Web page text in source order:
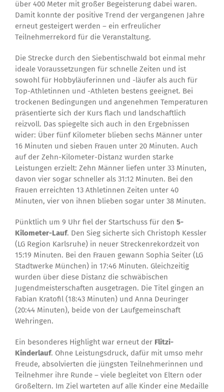
über 400 Meter mit großer Begeisterung dabei waren.
Damit konnte der positive Trend der vergangenen Jahre
erneut gesteigert werden – ein erfreulicher
Teilnehmerrekord für die Veranstaltung.
Die Strecke durch den Siebentischwald bot einmal mehr
ideale Voraussetzungen für schnelle Zeiten und ist
sowohl für Hobbyläuferinnen und -läufer als auch für
Top-Athletinnen und -Athleten bestens geeignet. Bei
trockenen Bedingungen und angenehmen Temperaturen
präsentierte sich der Kurs flach und landschaftlich
reizvoll. Das spiegelte sich auch in den Ergebnissen
wider: Über fünf Kilometer blieben sechs Männer unter
16 Minuten und sieben Frauen unter 20 Minuten. Auch
auf der Zehn-Kilometer-Distanz wurden starke
Leistungen erzielt: Zehn Männer liefen unter 33 Minuten,
davon vier sogar schneller als 31:12 Minuten. Bei den
Frauen erreichten 13 Athletinnen Zeiten unter 40
Minuten, vier von ihnen blieben sogar unter 38 Minuten.
Pünktlich um 9 Uhr fiel der Startschuss für den 5-
Kilometer-Lauf. Den Sieg sicherte sich Christoph Kessler
(LG Region Karlsruhe) in neuer Streckenrekordzeit von
15:19 Minuten. Bei den Frauen gewann Sophia Seiter (LG
Stadtwerke München) in 17:46 Minuten. Gleichzeitig
wurden über diese Distanz die schwäbischen
Jugendmeisterschaften ausgetragen. Die Titel gingen an
Fabian Kratofil (18:43 Minuten) und Anna Deuringer
(20:44 Minuten), beide von der Laufgemeinschaft
Wehringen.
Ein besonderes Highlight war erneut der Flitzi-
Kinderlauf. Ohne Leistungsdruck, dafür mit umso mehr
Freude, absolvierten die jüngsten Teilnehmerinnen und
Teilnehmer ihre Runde – viele begleitet von Eltern oder
Großeltern. Im Ziel warteten auf alle Kinder eine Medaille